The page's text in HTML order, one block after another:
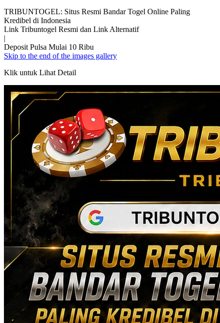
TRIBUNTOGEL: Situs Resmi Bandar Togel Online Paling
Kredibel di Indonesia
Link Tribuntogel Resmi dan Link Alternatif
|
Deposit Pulsa Mulai 10 Ribu
Skip to the end of the images gallery
Klik untuk Lihat Detail